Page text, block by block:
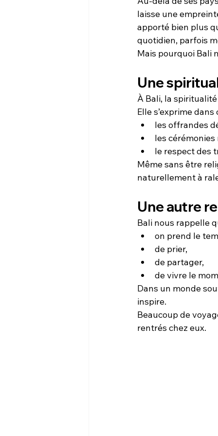
laisse une
apporté bien plus
quotidien, parfois
Mais pourquoi Bali
Une
À Bali, la
Elle s’exprime
les offrandes
les
le respect des
Même sans être
naturellement à
Une autre
Bali nous rappelle
on prend le
de prier,
de partager,
de vivre le
Dans un monde
inspire.
Beaucoup de
rentrés chez eux.